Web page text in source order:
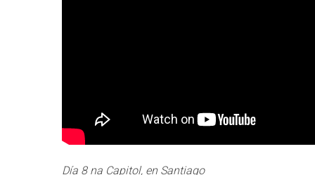
Día 8 na Capitol, en Santiago